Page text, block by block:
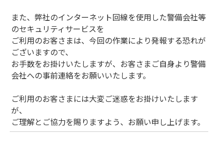
また、弊社のインターネット回線を使用した警備会社等
のセキュリティサービスを
ご利用のお客さまは、今回の作業により発報する恐れが
ございますので、
お手数をお掛けいたしますが、お客さまご自身より警備
会社への事前連絡をお願いいたします。
ご利用のお客さまには大変ご迷惑をお掛けいたします
が、
ご理解とご協力を賜りますよう、お願い申し上げます。